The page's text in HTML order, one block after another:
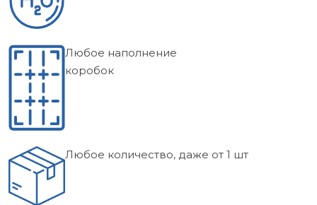
Любое наполнение
коробок
Любое количество, даже от 1 шт